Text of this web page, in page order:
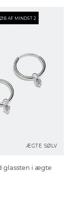
AF MINDST 2
ÆGTE SØLV
glassten i ægte